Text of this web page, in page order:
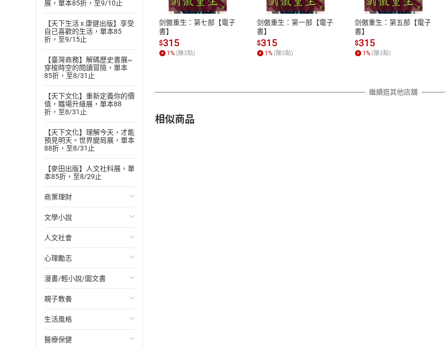
展，單本85折，至9/10止
【天下生活 x 康健出版】享受
自己喜歡的生活，單本85
折，至9/15止
【臺灣商務】解碼歷史書展~
穿梭時空的閱讀冒險，單本
85折，至8/31止
【天下文化】重新定義你的價
值，職場升級展，單本88
折，至8/31止
【天下文化】理解今天，才能
預見明天。世界變局展，單本
88折，至8/31止
【麥田出版】人文社科展，單
本85折，至8/29止
商業理財
投資理財
經濟/趨勢
財務/金融
管理/領導
職場工作術
成功法
行銷/廣告
文學小說
歐美文學
日本文學
韓國文學
華文文學
經典文學
成長/家庭生活小說
人文社會
國際關係
政治
社會科學
台灣/中國歷史
日/韓歷史
心理勵志
心靈成長/情緒
人際關係
兩性關係
心理學
漫畫/輕小說/圖文書
輕小說
奇幻/科幻
愛情故事
親子教養
教育現場
兒童文學/故事
生活風格
飲食/食譜
醫療保健
ATM轉帳、信用卡、LINE PAY、AFTEE
本店是否提供消費者保護法七日猶
之權利，遽消費者保護法及通訊交
除權合理例外情事適用準則，依商
質各有不同規定。詳細退換貨說明
照各商品說明。
剑傲重生：第七部【電子
書】
$315
1 % (賺3點)
剑傲重生：第一部【電子
書】
$315
1 % (賺3點)
剑傲重生：第五部【電子
書】
$315
1 % (賺3點)
繼續逛其他店舖
相似商品